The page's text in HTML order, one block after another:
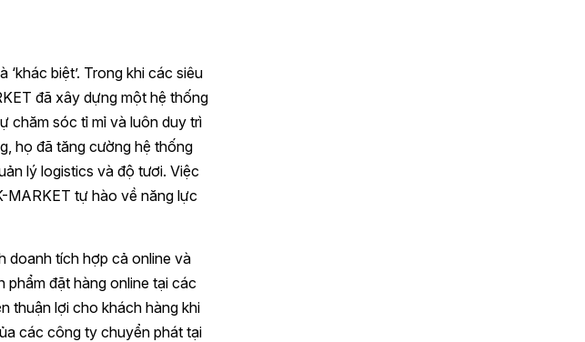
biệt’. Trong khi các siêu
đã xây dựng một hệ thống
chăm sóc tỉ mỉ và luôn duy trì
họ đã tăng cường hệ thống
lý logistics và độ tươi. Việc
MARKET tự hào về năng lực
doanh tích hợp cả online và
phẩm đặt hàng online tại các
thuận lợi cho khách hàng khi
các công ty chuyển phát tại